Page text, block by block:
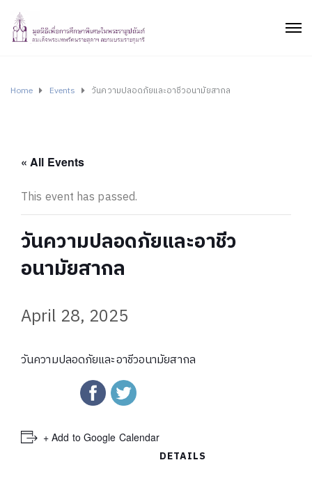
Home Events วันความปลอดภัยและอาชีวอนามัยสากล
« All Events
This event has passed.
วันความปลอดภัยและอาชีว
อนามัยสากล
April 28, 2025
วันความปลอดภัยและอาชีวอนามัยสากล
+ Add to Google Calendar
DETAILS